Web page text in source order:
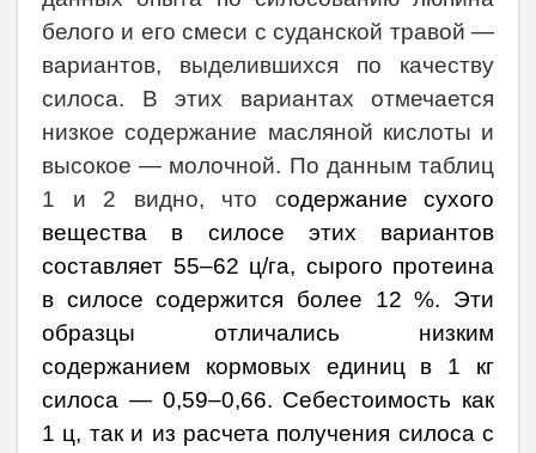
белого и его смеси с суданской травой —
вариантов, выделившихся по качеству
силоса. В этих вариантах отмечается
низкое содержание масляной кислоты и
высокое — молочной. По данным таблиц
1 и 2 видно, что содержание
сухого
вещества в силосе этих вариантов
составляет 55–62 ц/га, сырого протеина
в силосе содержится более 12 %. Эти
образцы отличались низким
содержанием кормовых единиц в 1 кг
силоса — 0,59–0,66. Себестоимость как
1 ц, так и из расчета получения силоса с